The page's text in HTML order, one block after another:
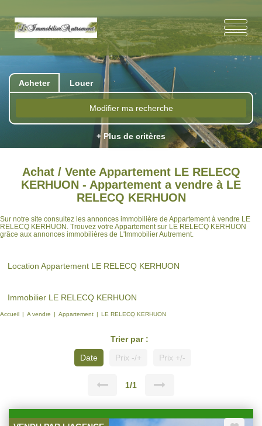
Acheter Louer
Modifier ma recherche
+ Plus de critères
Achat / Vente Appartement LE RELECQ
KERHUON - Appartement a vendre à LE
RELECQ KERHUON
Sur notre site consultez les annonces immobilière de Appartement à vendre LE
RELECQ KERHUON. Trouvez votre Appartement sur LE RELECQ KERHUON
grâce aux annonces immobilières de L'Immobilier Autrement.
Location Appartement LE RELECQ KERHUON
Immobilier LE RELECQ KERHUON
Accueil A vendre Appartement LE RELECQ KERHUON
Trier par :
Date
Prix -/+ Prix +/-
1/1